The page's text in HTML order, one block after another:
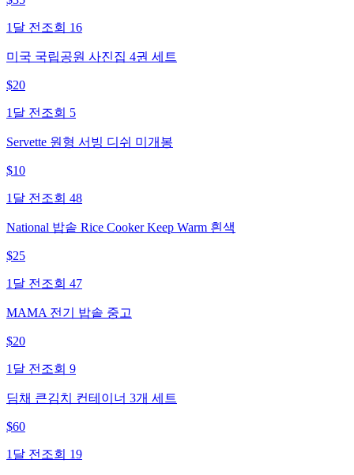
1달 전 조회 16
미국 국립공원 사진집 4권 세트
$20
1달 전 조회 5
Servette 원형 서빙 디쉬 미개봉
$10
1달 전 조회 48
National 밥솥 Rice Cooker Keep Warm 흰색
$25
1달 전 조회 47
MAMA 전기 밥솥 중고
$20
1달 전 조회 9
딤채 큰김치 컨테이너 3개 세트
$60
1달 전 조회 19